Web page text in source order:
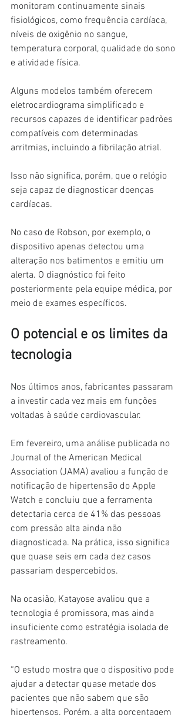
monitoram continuamente sinais
fisiológicos, como frequência cardíaca,
níveis de oxigênio no sangue,
temperatura corporal, qualidade do sono
e atividade física.
Alguns modelos também oferecem
eletrocardiograma simplificado e
recursos capazes de identificar padrões
compatíveis com determinadas
arritmias, incluindo a fibrilação atrial.
Isso não significa, porém, que o relógio
seja capaz de diagnosticar doenças
cardíacas.
No caso de Robson, por exemplo, o
dispositivo apenas detectou uma
alteração nos batimentos e emitiu um
alerta. O diagnóstico foi feito
posteriormente pela equipe médica, por
meio de exames específicos.
O potencial e os limites da
tecnologia
Nos últimos anos, fabricantes passaram
a investir cada vez mais em funções
voltadas à saúde cardiovascular.
Em fevereiro, uma análise publicada no
Journal of the American Medical
Association (JAMA) avaliou a função de
notificação de hipertensão do Apple
Watch e concluiu que a ferramenta
detectaria cerca de 41% das pessoas
com pressão alta ainda não
diagnosticada. Na prática, isso significa
que quase seis em cada dez casos
passariam despercebidos.
Na ocasião, Katayose avaliou que a
tecnologia é promissora, mas ainda
insuficiente como estratégia isolada de
rastreamento.
“O estudo mostra que o dispositivo pode
ajudar a detectar quase metade dos
pacientes que não sabem que são